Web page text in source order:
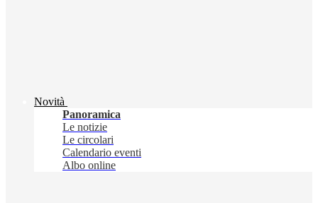
Novità
Panoramica
Le notizie
Le circolari
Calendario eventi
Albo online